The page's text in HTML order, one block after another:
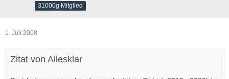
31000g Mitglied
1. Juli 2008
Zitat von Allesklar